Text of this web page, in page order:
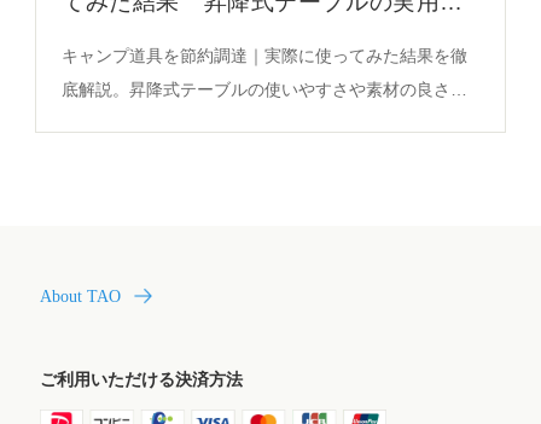
キャンプ道具を節約調達｜実際に使ってみた結果を徹
底解説。昇降式テーブルの使いやすさや素材の良さ
About TAO
ご利用いただける決済方法